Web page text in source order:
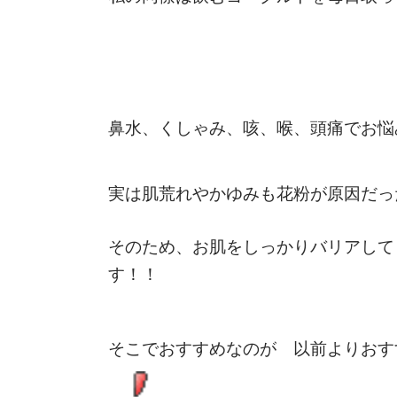
鼻水、くしゃみ、咳、喉、頭痛でお
実は肌荒れやかゆみも花粉が原因だ
そのため、お肌をしっかりバリアし
す！！
そこでおすすめなのが 以前よりおす